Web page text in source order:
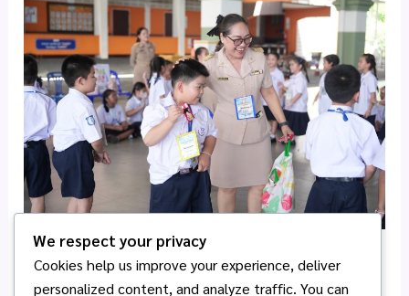
บรรยากาศพิธีไหว้ครู ประจำปีการศึกษา 2569 โรงเรียน
อนุบาลพนัสศึกษาลัย
We respect your privacy
Cookies help us improve your experience, deliver
personalized content, and analyze traffic. You can